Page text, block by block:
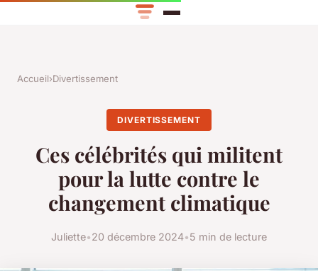
Accueil›Divertissement
DIVERTISSEMENT
Ces célébrités qui militent
pour la lutte contre le
changement climatique
Juliette•20 décembre 2024•5 min de lecture